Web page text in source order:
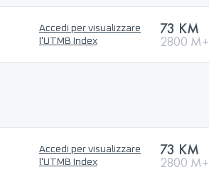
Accedi per visualizzare
l'UTMB Index
73 KM
2800 M+
Accedi per visualizzare
l'UTMB Index
73 KM
2800 M+